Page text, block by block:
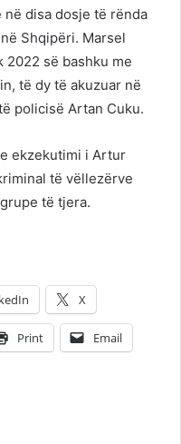
disa dosje të rënda
Shqipëri. Marsel
2022 së bashku me
të dy të akuzuar në
policisë Artan Cuku.
ekzekutimi i Artur
të vëllezërve
të tjera.
X
Print Email